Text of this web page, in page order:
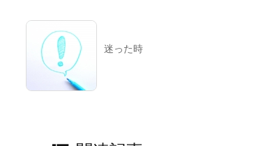
迷った時